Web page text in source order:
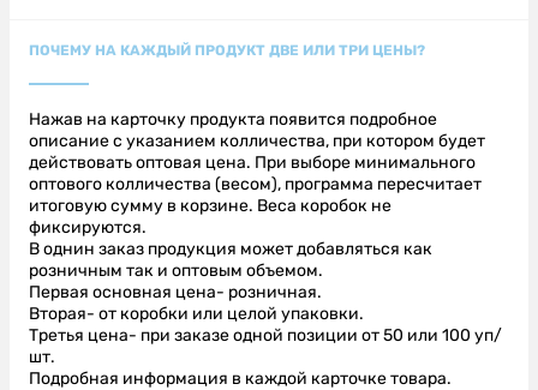
ПОЧЕМУ НА КАЖДЫЙ ПРОДУКТ ДВЕ ИЛИ ТРИ ЦЕНЫ?
Нажав на карточку продукта появится подробное
описание с указанием колличества, при котором будет
действовать оптовая цена. При выборе минимального
оптового колличества (весом), программа пересчитает
итоговую сумму в корзине. Веса коробок не
фиксируются.
В однин заказ продукция может добавляться как
розничным так и оптовым объемом.
Первая основная цена- розничная.
Вторая- от коробки или целой упаковки.
Третья цена- при заказе одной позиции от 50 или 100 уп/
шт.
Подробная информация в каждой карточке товара.